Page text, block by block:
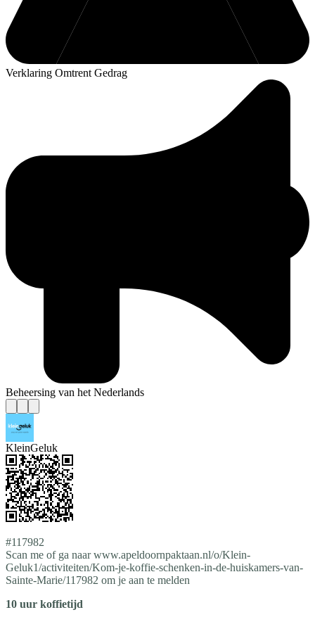
Verklaring Omtrent Gedrag
Beheersing van het Nederlands
KleinGeluk
#117982
Scan me of ga naar www.apeldoornpaktaan.nl/o/Klein-
Geluk1/activiteiten/Kom-je-koffie-schenken-in-de-huiskamers-van-
Sainte-Marie/117982 om je aan te melden
10 uur koffietijd